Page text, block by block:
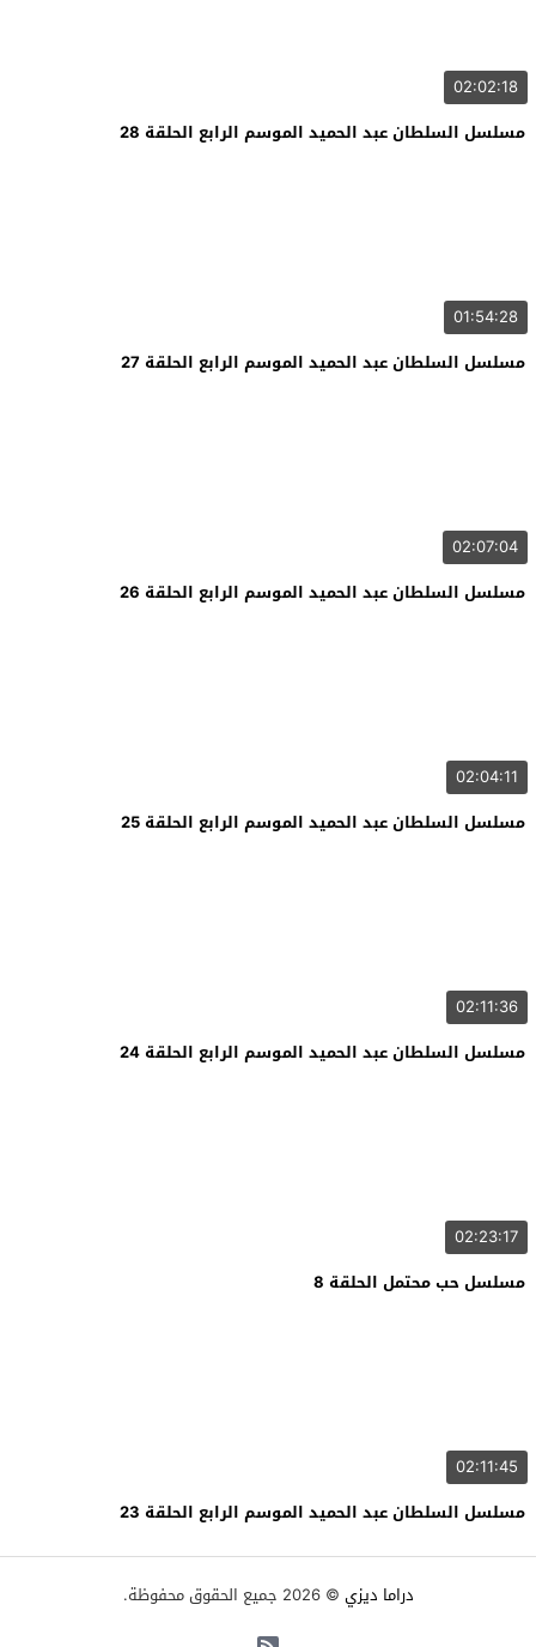
02:02:18
مسلسل السلطان عبد الحميد الموسم الرابع الحلقة 28
01:54:28
مسلسل السلطان عبد الحميد الموسم الرابع الحلقة 27
02:07:04
مسلسل السلطان عبد الحميد الموسم الرابع الحلقة 26
02:04:11
مسلسل السلطان عبد الحميد الموسم الرابع الحلقة 25
02:11:36
مسلسل السلطان عبد الحميد الموسم الرابع الحلقة 24
02:23:17
مسلسل حب محتمل الحلقة 8
02:11:45
مسلسل السلطان عبد الحميد الموسم الرابع الحلقة 23
دراما ديزي © 2026 جميع الحقوق محفوظة.